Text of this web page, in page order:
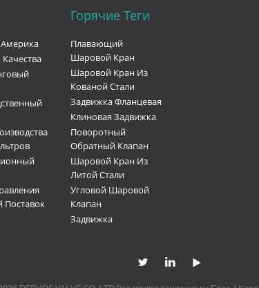
Поставок
Горячие Теги
Плавающий
Шаровой Кран
Шаровой Кран Из
Кованой Стали
Задвижка Фланцевая
Клиновая Задвижка
Поворотный
Обратный Клапан
Шаровой Кран Из
Литой Стали
Угловой Шаровой
Клапан
Задвижка